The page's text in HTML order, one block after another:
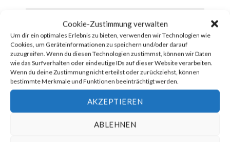
Cookie-Zustimmung verwalten
Um dir ein optimales Erlebnis zu bieten, verwenden wir Technologien wie
Cookies, um Geräteinformationen zu speichern und/oder darauf
zuzugreifen. Wenn du diesen Technologien zustimmst, können wir Daten
wie das Surfverhalten oder eindeutige IDs auf dieser Website verarbeiten.
Wenn du deine Zustimmung nicht erteilst oder zurückziehst, können
bestimmte Merkmale und Funktionen beeinträchtigt werden.
AKZEPTIEREN
ABLEHNEN
AR Fashion – About You eröffnet Metaverse-
Projekt Hypewear
Philipp Plein’s Grundstück für 1,4 Millionen im
Metaverse
Wie man eine Metaverse-Markenanmeldung